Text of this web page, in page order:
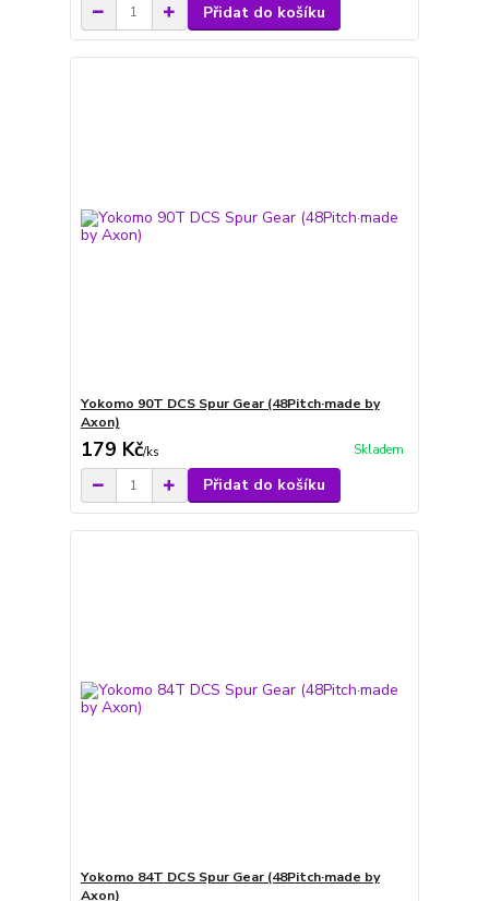
Přidat do košíku
Yokomo 90T DCS Spur Gear (48Pitch·made by
Axon)
179 Kč/ks Skladem
Přidat do košíku
Yokomo 84T DCS Spur Gear (48Pitch·made by
Axon)